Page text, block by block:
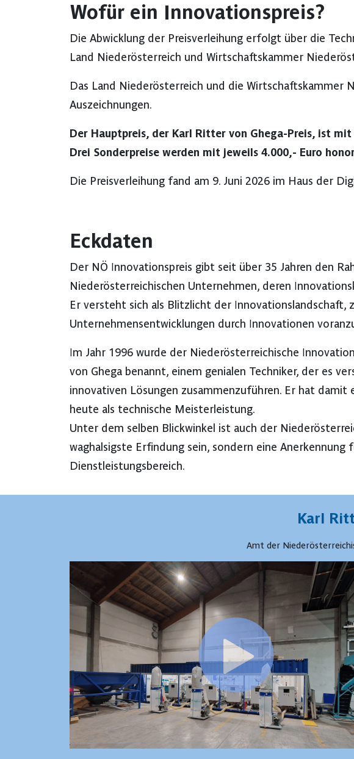
Wofür ein Innovationspreis?
Die Abwicklung der Preisverleihung erfolgt über die
Land Niederösterreich und Wirtschaftskammer
Das Land Niederösterreich und die
Auszeichnungen.
Der Hauptpreis, der Karl Ritter von Ghega-Preis, ist
Drei Sonderpreise werden mit jeweils 4.000,- Euro
Die Preisverleihung fand am 9. Juni 2026 im Haus der
Eckdaten
Der NÖ Innovationspreis gibt seit über 35 Jahren den
Niederösterreichischen Unternehmen, deren
Er versteht sich als Blitzlicht der Innovationslandschaft,
Unternehmensentwicklungen durch Innovationen
Im Jahr 1996 wurde der Niederösterreichische
von Ghega benannt, einem genialen Techniker, der es
innovativen Lösungen zusammenzuführen. Er hat
heute als technische Meisterleistung.
Unter dem selben Blickwinkel ist auch der
waghalsigste Erfindung sein, sondern eine
Dienstleistungsbereich.
Karl
Amt der